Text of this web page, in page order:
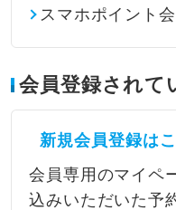
スマホポイント
会員登録されて
新規会員登録は
会員専用のマイペ
込みいただいた予